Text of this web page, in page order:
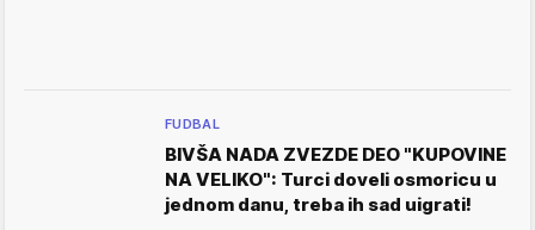
FUDBAL
BIVŠA NADA ZVEZDE DEO "KUPOVINE
NA VELIKO": Turci doveli osmoricu u
jednom danu, treba ih sad uigrati!